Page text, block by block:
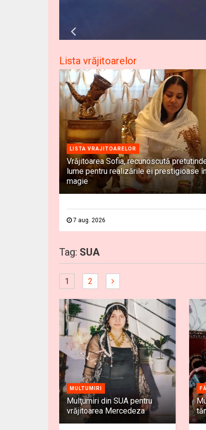
Lista vrăjitoarelor
LISTA VRAJITOARELOR
Vrăjitoarea Sofia, recunoscută
lume pentru realizările ei prestigioase
magie
7 aug. 2026
Tag: SUA
1 2
MULTUMIRI
Mulţumiri din SUA pentru
vrăjitoarea Mercedeza